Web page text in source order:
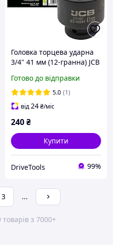
Головка торцева ударна
3/4" 41 мм (12-гранна) JCB
Готово до відправки
5.0 (1)
від24₴/міс
240₴
Купити
DriveTools 99%
3 ...
з 7000+